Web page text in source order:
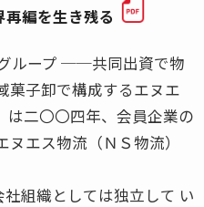
編を生き残る
ループ ──共同出資で物
子卸で構成するエヌエ
は二〇〇四年、会員企業の
エス物流（ＮＳ物流）
組織としては独立して い